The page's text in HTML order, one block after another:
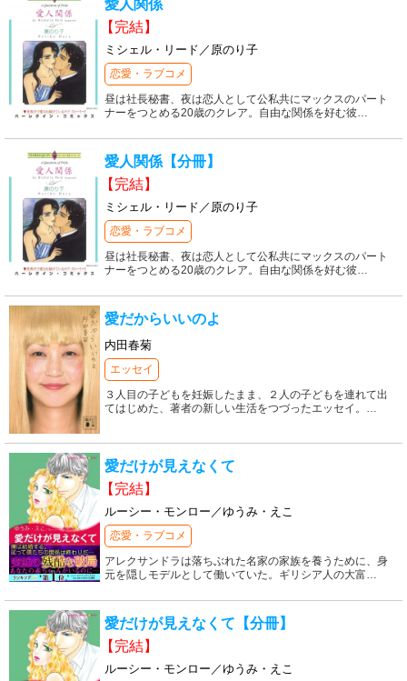
愛人関係
【完結】
ミシェル・リード／原のり子
恋愛・ラブコメ
昼は社長秘書、夜は恋人として公私共にマックスのパート
ナーをつとめる20歳のクレア。自由な関係を好む彼…
愛人関係【分冊】
【完結】
ミシェル・リード／原のり子
恋愛・ラブコメ
昼は社長秘書、夜は恋人として公私共にマックスのパート
ナーをつとめる20歳のクレア。自由な関係を好む彼…
愛だからいいのよ
内田春菊
エッセイ
３人目の子どもを妊娠したまま、２人の子どもを連れて出
てはじめた、著者の新しい生活をつづったエッセイ。 …
愛だけが見えなくて
【完結】
ルーシー・モンロー／ゆうみ・えこ
恋愛・ラブコメ
アレクサンドラは落ちぶれた名家の家族を養うために、身
元を隠しモデルとして働いていた。ギリシア人の大富…
愛だけが見えなくて【分冊】
【完結】
ルーシー・モンロー／ゆうみ・えこ